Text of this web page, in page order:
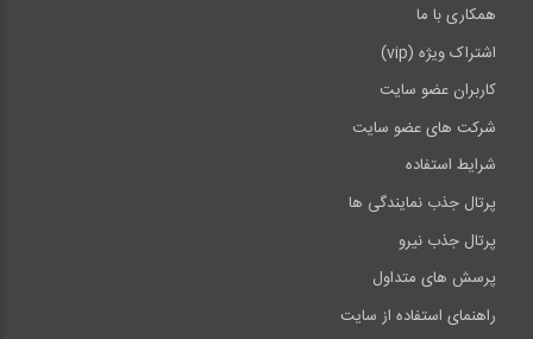
همکاری با ما
اشتراک ویژه (vip)
کاربران عضو سایت
شرکت های عضو سایت
شرایط استفاده
پرتال جذب نمایندگی ها
پرتال جذب نیرو
پرسش های متداول
راهنمای استفاده از سایت